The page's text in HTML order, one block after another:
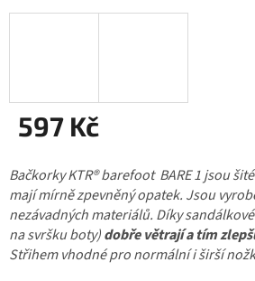
597 Kč
cena:
Bačkorky KTR® barefoot BARE 1 jsou
mají mírně zpevněný opatek. Jsou
nezávadných materiálů. Díky
na svršku boty)dobře větrají a tím
Střihem vhodné pro normální i širší